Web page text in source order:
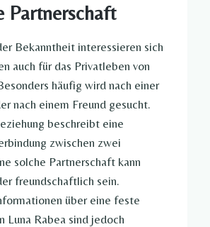
Partnerschaft
Bekanntheit interessieren sich
auch für das Privatleben von
häufig wird nach einer
nach einem Freund gesucht.
beschreibt eine
zwischen zwei
solche Partnerschaft kann
freundschaftlich sein.
über eine feste
Luna Rabea sind jedoch